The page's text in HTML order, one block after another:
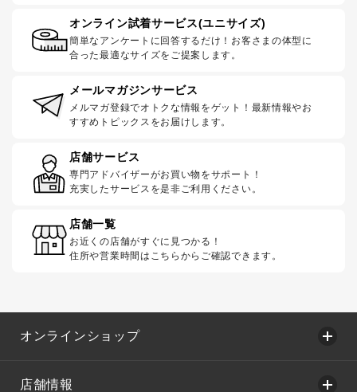
オンライン試着サービス(ユニサイズ)
簡単なアンケートに回答するだけ！お客さまの体型に
合った最適なサイズをご提案します。
メールマガジンサービス
メルマガ登録でオトクな情報をゲット！最新情報やお
すすめトピックスをお届けします。
店舗サービス
専門アドバイザーがお買い物をサポート！
充実したサービスを是非ご利用ください。
店舗一覧
お近くの店舗がすぐに見つかる！
住所や営業時間はこちらからご確認できます。
オンラインショップ
店舗情報